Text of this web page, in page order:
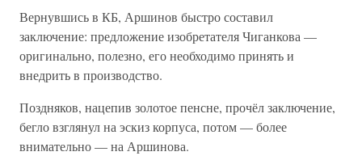
Вернувшись в КБ, Аршинов быстро составил
заключение: предложение изобретателя Чиганкова —
оригинально, полезно, его необходимо принять и
внедрить в производство.
Поздняков, нацепив золотое пенсне, прочёл заключение,
бегло взглянул на эскиз корпуса, потом — более
внимательно — на Аршинова.